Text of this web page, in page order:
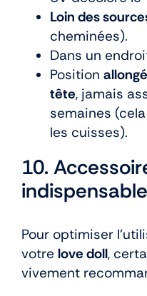
Loin des
cheminées).
Dans un
Position
tête, jamais
semaines
les cuisses).
10.
Pour optimiser
votre love doll,
vivement